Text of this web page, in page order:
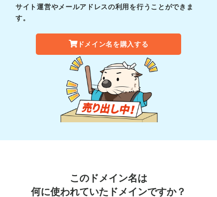
サイト運営やメールアドレスの利用を行うことができま
す。
ドメイン名を購入する
このドメイン名は
何に使われていたドメインですか？